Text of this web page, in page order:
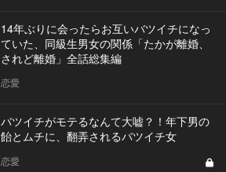
14年ぶりに会ったらお互いバツイチになっ
ていた、同級生男女の関係「たかが離婚、
されど離婚」全話総集編
恋愛
バツイチがモテるなんて大嘘？！年下男の
飴とムチに、翻弄されるバツイチ女
恋愛